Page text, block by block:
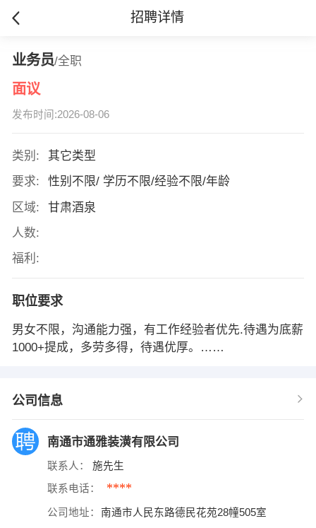
招聘详情
业务员/全职
面议
发布时间:2026-08-06
类别:
其它类型
要求:
性别不限/ 学历不限/经验不限/年龄
区域:
甘肃酒泉
人数:
福利:
职位要求
男女不限，沟通能力强，有工作经验者优先.待遇为底薪
1000+提成，多劳多得，待遇优厚。……
公司信息
南通市通雅装潢有限公司
联系人： 施先生
联系电话： ****
公司地址： 南通市人民东路德民花苑28幢505室